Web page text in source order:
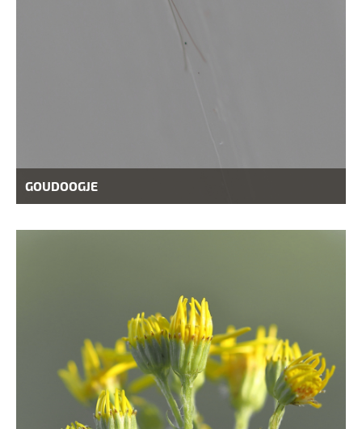
GOUDOOGJE